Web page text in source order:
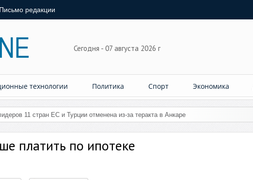
Письмо редакции
Сегодня - 07 августа 2026 г
технологии Политика Спорт Экономика
11 стран ЕС и Турции отменена из-за теракта в Анкаре
платить по ипотеке